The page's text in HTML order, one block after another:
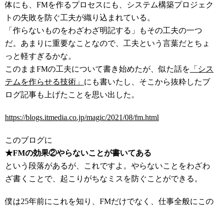
体にも、FMを作るプロセスにも、システム構築プロジェク
トの失敗を防ぐ工夫が織り込まれている。
「作らないものをわざわざ明記する」もその工夫の一つ
だ。あまりに重要なことなので、工夫という言葉だとちょ
っと軽すぎるかな。
このままFMの工夫について書き始めたが、似た話を 「シス
テムを作らせる技術」 にも書いたし、そこから抜粋したブ
ログ記事も上げたことを思い出した。
https://blogs.itmedia.co.jp/magic/2021/08/fm.html
このブログに
★FMの効果②やらないことが書いてある
という段落があるが、これですよ。やらないことをわざわ
ざ書くことで、起こりがちなミスを防ぐことができる。
僕は25年前にこれを知り、FMだけでなく、仕事全般にこの